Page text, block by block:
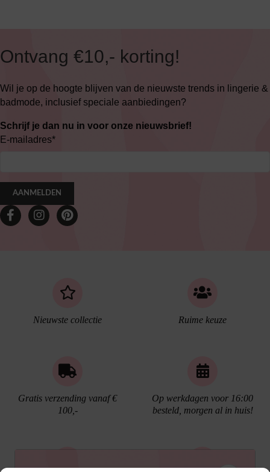
Ontvang €10,- korting!
Wil je op de hoogte blijven van de nieuwste trends in lingerie &
badmode, inclusief speciale aanbiedingen?
Schrijf je dan nu in voor onze nieuwsbrief!
E-mailadres*
AANMELDEN
Nieuwste collectie Ruime keuze
Gratis verzending vanaf €
100,-
Op werkdagen voor 16:00
besteld, morgen al in huis!